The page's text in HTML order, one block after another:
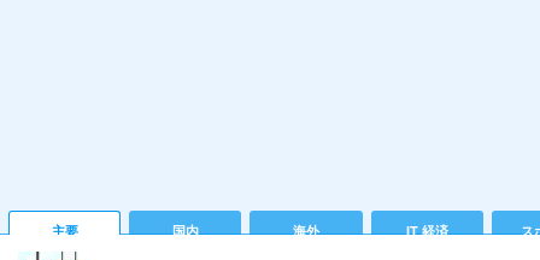
主要 国内 海外 IT 経済 ス